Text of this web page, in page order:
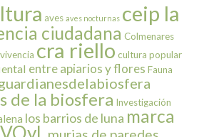
aves aves nocturnas ceip la
ciudadana Colmenares
cra riello cultura popular
entre apiarios y flores Fauna
de la biosfera Investigación
los barrios de luna marca